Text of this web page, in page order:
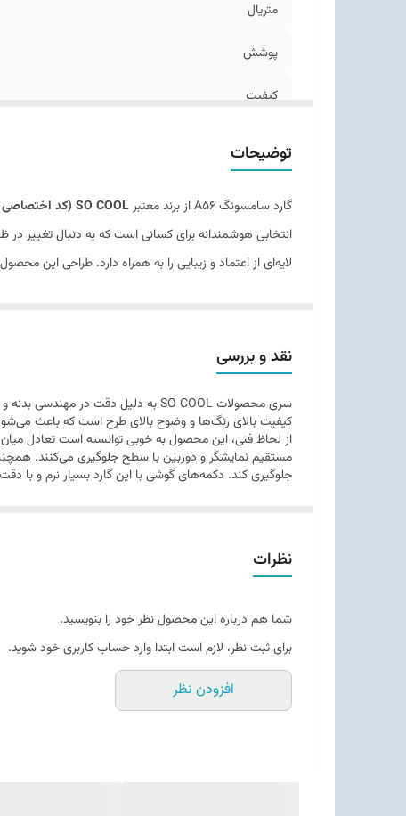
متریال
پوشش
کیفیت
توضیحات
گارد سامسونگ A56 از برند معتبر SO COOL (کد اختصاصی 103)
انتخابی هوشمندانه برای کسانی است که به دنبال تغییر
لایه‌ای از اعتماد و زیبایی را به همراه دارد. طراحی این
نقد و بررسی
کیفیت بالای رنگ‌ها و وضوح بالای طرح است که باعث
از لحاظ فنی، این محصول به خوبی توانسته است تعادل
مستقیم نمایشگر و دوربین با سطح جلوگیری می‌کنند.
جلوگیری کند. دکمه‌های گوشی با این گارد بسیار نرم و با
نظرات
شما هم درباره این محصول نظر خود را بنویسید.
برای ثبت نظر، لازم است ابتدا وارد حساب کاربری خود شوید.
افزودن نظر